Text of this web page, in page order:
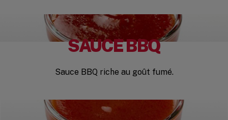
SAUCE BBQ
Sauce BBQ riche au goût fumé.